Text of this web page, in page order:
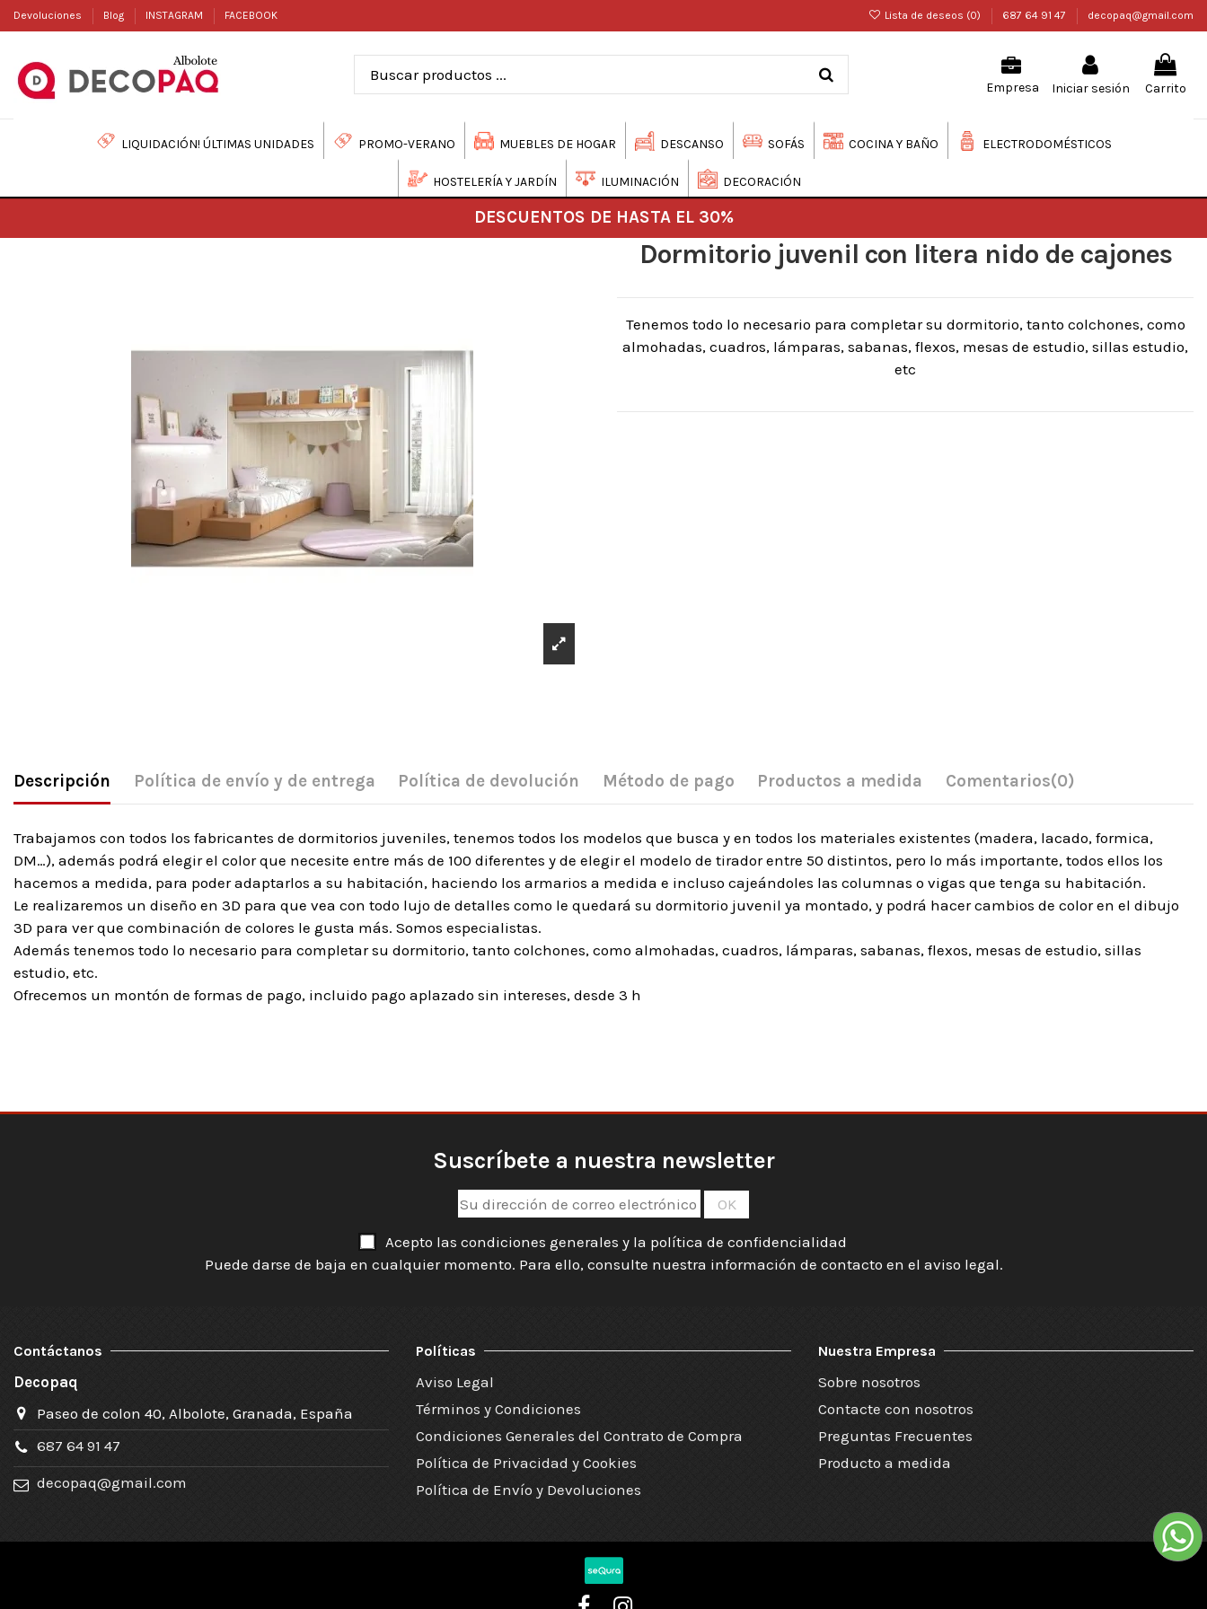
Devoluciones Blog INSTAGRAM FACEBOOK Lista de deseos (0) 687 64 91 47 decopaq@gmail.com
Empresa Iniciar sesión Carrito
LIQUIDACIÓN! ÚLTIMAS UNIDADES PROMO-VERANO MUEBLES DE HOGAR DESCANSO SOFÁS COCINA Y BAÑO ELECTRODOMÉSTICOS
HOSTELERÍA Y JARDÍN ILUMINACIÓN DECORACIÓN
DESCUENTOS DE HASTA EL 30%
Dormitorio juvenil con litera nido de cajones
Tenemos todo lo necesario para completar su dormitorio, tanto colchones, como
almohadas, cuadros, lámparas, sabanas, flexos, mesas de estudio, sillas estudio,
etc
Descripción Política de envío y de entrega Política de devolución Método de pago Productos a medida Comentarios(0)
Trabajamos con todos los fabricantes de dormitorios juveniles, tenemos todos los modelos que busca y en todos los materiales existentes (madera, lacado, formica,
DM…), además podrá elegir el color que necesite entre más de 100 diferentes y de elegir el modelo de tirador entre 50 distintos, pero lo más importante, todos ellos los
hacemos a medida, para poder adaptarlos a su habitación, haciendo los armarios a medida e incluso cajeándoles las columnas o vigas que tenga su habitación.
Le realizaremos un diseño en 3D para que vea con todo lujo de detalles como le quedará su dormitorio juvenil ya montado, y podrá hacer cambios de color en el dibujo
3D para ver que combinación de colores le gusta más. Somos especialistas.
Además tenemos todo lo necesario para completar su dormitorio, tanto colchones, como almohadas, cuadros, lámparas, sabanas, flexos, mesas de estudio, sillas
estudio, etc.
Ofrecemos un montón de formas de pago, incluido pago aplazado sin intereses, desde 3 h
Suscríbete a nuestra newsletter
Acepto las condiciones generales y la política de confidencialidad
Puede darse de baja en cualquier momento. Para ello, consulte nuestra información de contacto en el aviso legal.
Contáctanos
Decopaq
Paseo de colon 40, Albolote, Granada, España
687 64 91 47
decopaq@gmail.com
Políticas
Aviso Legal
Términos y Condiciones
Condiciones Generales del Contrato de Compra
Política de Privacidad y Cookies
Política de Envío y Devoluciones
Nuestra Empresa
Sobre nosotros
Contacte con nosotros
Preguntas Frecuentes
Producto a medida